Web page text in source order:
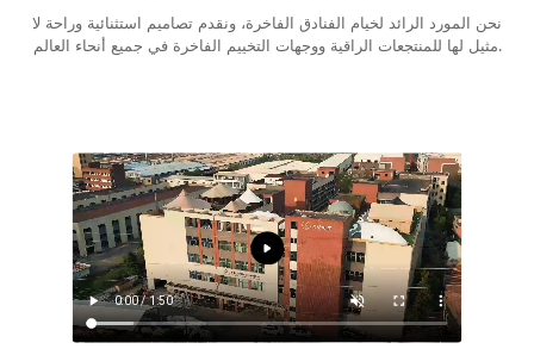
نحن المورد الرائد لخيام الفنادق الفاخرة، ونقدم تصاميم استثنائية وراحة لا
مثيل لها للمنتجعات الراقية ووجهات التخييم الفاخرة في جميع أنحاء العالم.